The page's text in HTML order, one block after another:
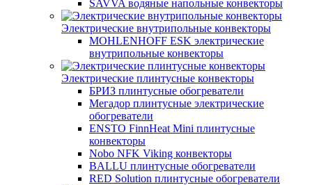
SAVVA водяные напольные конвекторы
Электрические внутрипольные конвекторы
MOHLENHOFF ESK электрические
внутрипольные конвекторы
Электрические плинтусные конвекторы
БРИЗ плинтусные обогреватели
Мегадор плинтусные электрические
обогреватели
ENSTO FinnHeat Mini плинтусные
конвекторы
Nobo NFK Viking конвекторы
BALLU плинтусные обогреватели
RED Solution плинтусные обогреватели